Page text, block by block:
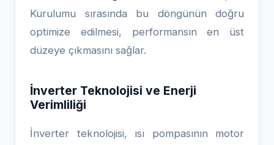
Kurulumu sırasında bu döngünün doğru
optimize edilmesi, performansın en üst
düzeye çıkmasını sağlar.
İnverter Teknolojisi ve Enerji
Verimliliği
İnverter teknolojisi, ısı pompasının motor